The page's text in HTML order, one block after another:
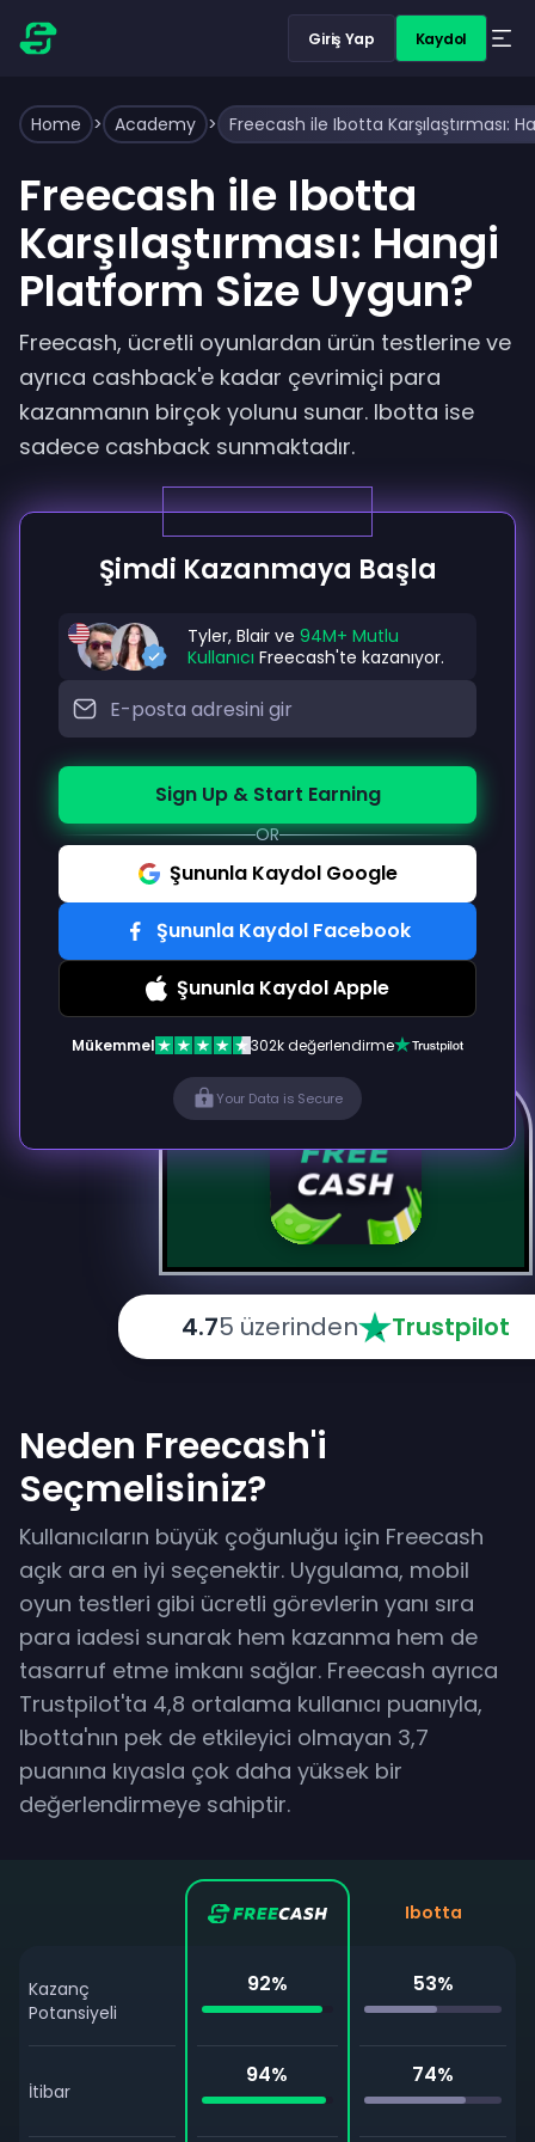
Giriş Yap Kaydol
Home > Academy > Freecash ile Ibotta Karşılaştırması:
4.75 üzerinden Trustpilot
Şimdi Kazanmaya Başla
Tyler, Blair ve 94M+ Mutlu
Kullanıcı Freecash'te kazanıyor.
Sign Up & Start Earning
OR
Şununla Kaydol Google
Şununla Kaydol Facebook
Şununla Kaydol Apple
Mükemmel 302k değerlendirme
Your Data is Secure
Freecash ile Ibotta
Karşılaştırması: Hangi
Platform Size Uygun?
Freecash, ücretli oyunlardan ürün testlerine ve
ayrıca cashback'e kadar çevrimiçi para
kazanmanın birçok yolunu sunar. Ibotta ise
sadece cashback sunmaktadır.
Neden Freecash'i
Seçmelisiniz?
Kullanıcıların büyük çoğunluğu için Freecash
açık ara en iyi seçenektir. Uygulama, mobil
oyun testleri gibi ücretli görevlerin yanı sıra
para iadesi sunarak hem kazanma hem de
tasarruf etme imkanı sağlar. Freecash ayrıca
Trustpilot'ta 4,8 ortalama kullanıcı puanıyla,
Ibotta'nın pek de etkileyici olmayan 3,7
puanına kıyasla çok daha yüksek bir
değerlendirmeye sahiptir.
Kazanç
Potansiyeli
İtibar
92%
94%
Ibotta
53%
74%